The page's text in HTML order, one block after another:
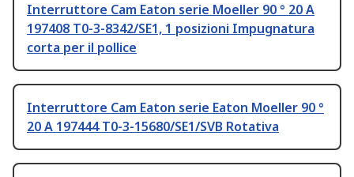
Interruttore Cam Eaton serie Moeller 90 ° 20 A
197408 T0-3-8342/SE1, 1 posizioni Impugnatura
corta per il pollice
Interruttore Cam Eaton serie Eaton Moeller 90 °
20 A 197444 T0-3-15680/SE1/SVB Rotativa